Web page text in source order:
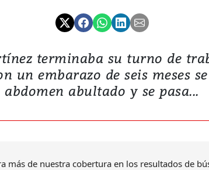
terminaba su turno de
un embarazo de seis meses
abdomen abultado y se pasa...
más de nuestra cobertura en los resultados de